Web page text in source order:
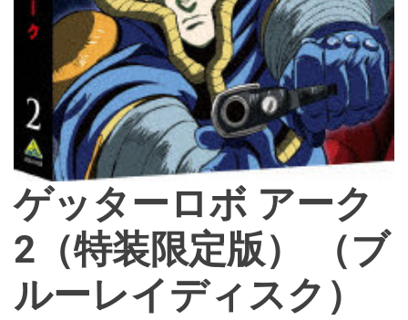
ゲッターロボ アーク
2（特装限定版） （ブ
ルーレイディスク）